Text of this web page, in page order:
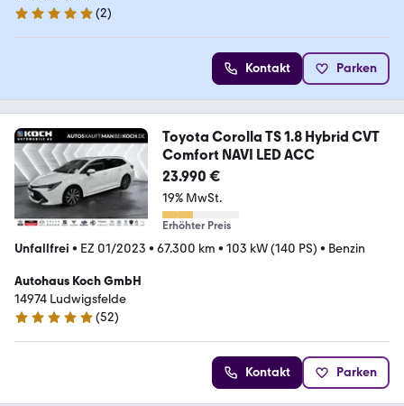
5 Sterne
(2)
Kontakt Parken
Toyota Corolla TS 1.8 Hybrid CVT
Comfort NAVI LED ACC
23.990 €
19% MwSt.
Erhöhter Preis
Unfallfrei • EZ 01/2023 • 67.300 km • 103 kW (140 PS) • Benzin
Autohaus Koch GmbH
14974 Ludwigsfelde
5 Sterne
(52)
Kontakt Parken